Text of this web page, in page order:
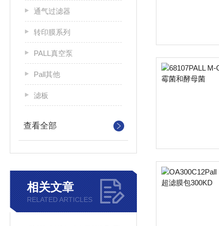
通气过滤器
转印膜系列
PALL真空泵
Pall其他
滤板
查看全部
相关文章
RELATED ARTICLES